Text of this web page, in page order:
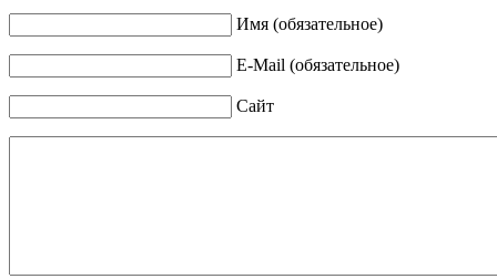
Имя (обязательное)
E-Mail (обязательное)
Сайт